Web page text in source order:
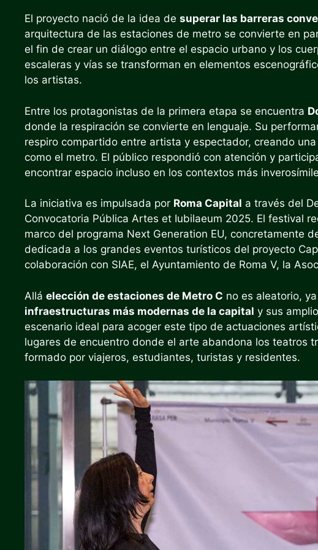
El proyecto nació de la idea de superar las barreras
arquitectura de las estaciones de metro se convierte en
el fin de crear un diálogo entre el espacio urbano y los
escaleras y vías se transforman en elementos
los artistas.
Entre los protagonistas de la primera etapa se encuentra
donde la respiración se convierte en lenguaje. Su
respiro compartido entre artista y espectador, creando
como el metro. El público respondió con atención y
encontrar espacio incluso en los contextos más
La iniciativa es impulsada por Roma Capital a través del
Convocatoria Pública Artes et Iubilaeum 2025. El festival
marco del programa Next Generation EU, concretamente
dedicada a los grandes eventos turísticos del proyecto
colaboración con SIAE, el Ayuntamiento de Roma V, la
Allá elección de estaciones de Metro C no es aleatorio,
infraestructuras más modernas de la capital y sus
escenario ideal para acoger este tipo de actuaciones
lugares de encuentro donde el arte abandona los teatros
formado por viajeros, estudiantes, turistas y residentes.